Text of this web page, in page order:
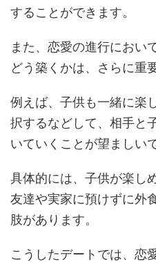
することができます​​。
また、恋愛の進行におい
どう築くかは、さらに重
例えば、子供も一緒に楽
択するなどして、相手と
いていくことが望ましい
具体的には、子供が楽し
友達や実家に預けずに外
肢があります。
こうしたデートでは、恋